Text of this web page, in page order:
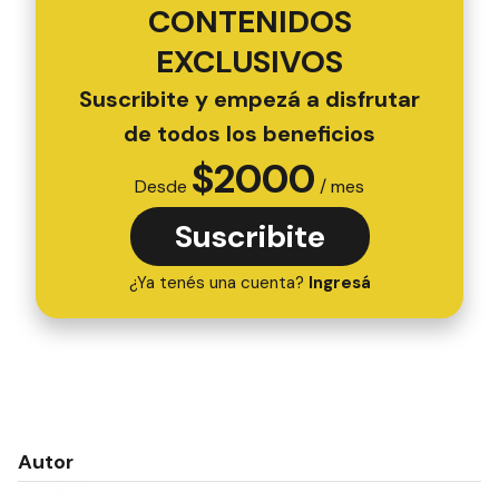
CONTENIDOS
EXCLUSIVOS
Suscribite y empezá a disfrutar
de todos los beneficios
Desde $2000 / mes
Suscribite
¿Ya tenés una cuenta? Ingresá
Autor